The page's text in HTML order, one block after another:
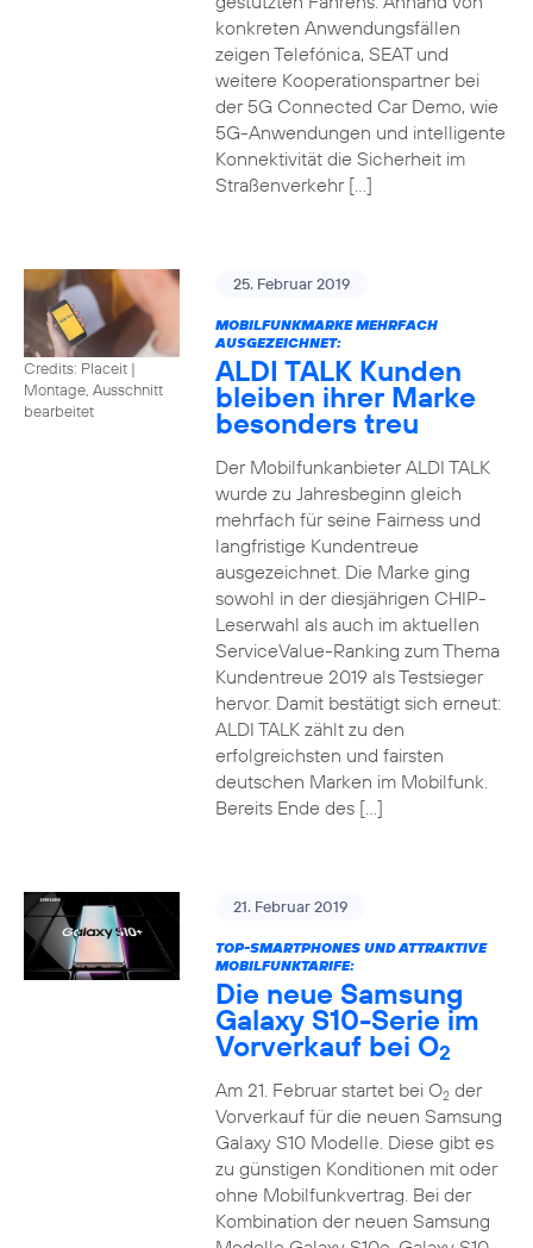
konkreten Anwendungsfällen
zeigen Telefónica, SEAT und
weitere Kooperationspartner bei
der 5G Connected Car Demo, wie
5G-Anwendungen und intelligente
Konnektivität die Sicherheit im
Straßenverkehr […]
Credits: Placeit |
Montage, Ausschnitt
bearbeitet
25. Februar 2019
MOBILFUNKMARKE MEHRFACH
AUSGEZEICHNET:
ALDI TALK Kunden
bleiben ihrer Marke
besonders treu
Der Mobilfunkanbieter ALDI TALK
wurde zu Jahresbeginn gleich
mehrfach für seine Fairness und
langfristige Kundentreue
ausgezeichnet. Die Marke ging
sowohl in der diesjährigen CHIP-
Leserwahl als auch im aktuellen
ServiceValue-Ranking zum Thema
Kundentreue 2019 als Testsieger
hervor. Damit bestätigt sich erneut:
ALDI TALK zählt zu den
erfolgreichsten und fairsten
deutschen Marken im Mobilfunk.
Bereits Ende des […]
21. Februar 2019
TOP-SMARTPHONES UND ATTRAKTIVE
MOBILFUNKTARIFE:
Die neue Samsung
Galaxy S10-Serie im
Vorverkauf bei O2
Am 21. Februar startet bei O2der
Vorverkauf für die neuen Samsung
Galaxy S10 Modelle. Diese gibt es
zu günstigen Konditionen mit oder
ohne Mobilfunkvertrag. Bei der
Kombination der neuen Samsung